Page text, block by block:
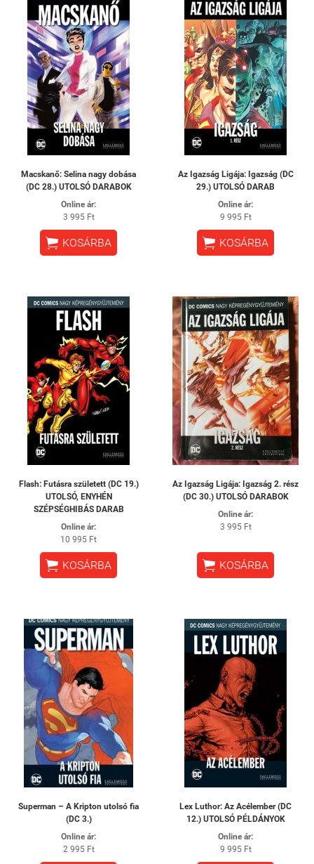
Macskanő: ​Selina nagy dobása
(DC 28.) UTOLSÓ DARABOK
Online ár:
3 995 Ft
 KOSÁRBA
Az ​Igazság Ligája: Igazság (DC
29.) UTOLSÓ DARAB
Online ár:
9 995 Ft
 KOSÁRBA
Flash: ​Futásra született (DC 19.)
UTOLSÓ, ENYHÉN
SZÉPSÉGHIBÁS DARAB
Online ár:
10 995 Ft
 KOSÁRBA
Az ​Igazság Ligája: Igazság 2. rész
(DC 30.) UTOLSÓ DARABOK
Online ár:
3 995 Ft
 KOSÁRBA
Superman – A Kripton utolsó fia
(DC 3.)
Online ár:
2 995 Ft
Lex Luthor: Az Acélember (DC
12.) UTOLSÓ PÉLDÁNYOK
Online ár:
9 995 Ft